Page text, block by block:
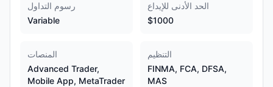
رسوم التداول
Variable
الحد الأدنى للإيداع
$1000
المنصات
Advanced Trader,
Mobile App, MetaTrader
التنظيم
FINMA, FCA, DFSA,
MAS